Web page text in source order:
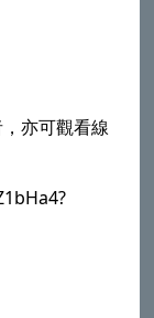
亦可觀看線